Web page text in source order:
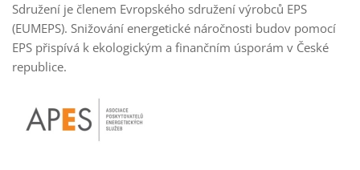
Sdružení je členem Evropského sdružení výrobců EPS
(EUMEPS). Snižování energetické náročnosti budov pomocí
EPS přispívá k ekologickým a finančním úsporám v České
republice.